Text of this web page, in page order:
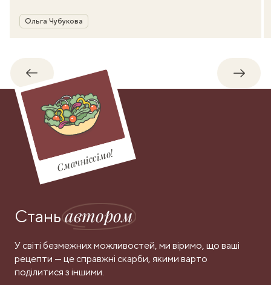
Автор
Ольга Чубукова
Назад
Смачніссімо!
Станьавтором
У світі безмежних можливостей, ми віримо, що ваші
рецепти — це справжні скарби, якими варто
поділитися з іншими.